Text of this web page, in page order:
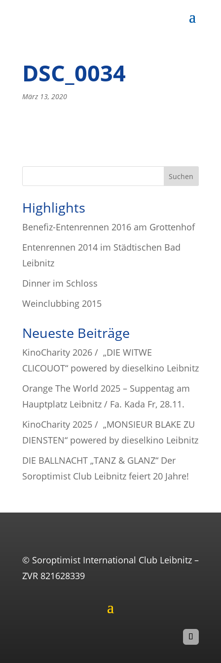
DSC_0034
März 13, 2020
Highlights
Benefiz-Entenrennen 2016 am Grottenhof
Entenrennen 2014 im Städtischen Bad
Leibnitz
Dinner im Schloss
Weinclubbing 2015
Neueste Beiträge
KinoCharity 2026 / „DIE WITWE
CLICOUOT“ powered by dieselkino Leibnitz
Orange The World 2025 – Suppentag am
Hauptplatz Leibnitz / Fa. Kada Fr, 28.11.
KinoCharity 2025 / „MONSIEUR BLAKE ZU
DIENSTEN“ powered by dieselkino Leibnitz
DIE BALLNACHT „TANZ & GLANZ“ Der
Soroptimist Club Leibnitz feiert 20 Jahre!
© Soroptimist International Club Leibnitz –
ZVR 821628339